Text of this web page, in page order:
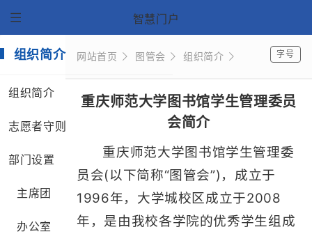
智慧门户
组织简介
组织简介
志愿者守则
部门设置
主席团
办公室
网站首页 图管会 组织简介 字号
重庆师范大学图书馆学生管理委员
会简介
重庆师范大学图书馆学生管理委
员会(以下简称“图管会”)，成立于
1996年，大学城校区成立于2008
年，是由我校各学院的优秀学生组成